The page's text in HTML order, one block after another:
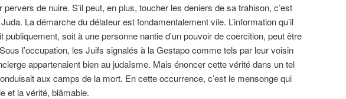
pervers de nuire. S’il peut, en plus, toucher les deniers de sa trahison, c’est
La démarche du délateur est fondamentalement vile. L’information qu’il
publiquement, soit à une personne nantie d’un pouvoir de coercition, peut être
l’occupation, les Juifs signalés à la Gestapo comme tels par leur voisin
appartenaient bien au judaïsme. Mais énoncer cette vérité dans un tel
aux camps de la mort. En cette occurrence, c’est le mensonge qui
et la vérité, blâmable.